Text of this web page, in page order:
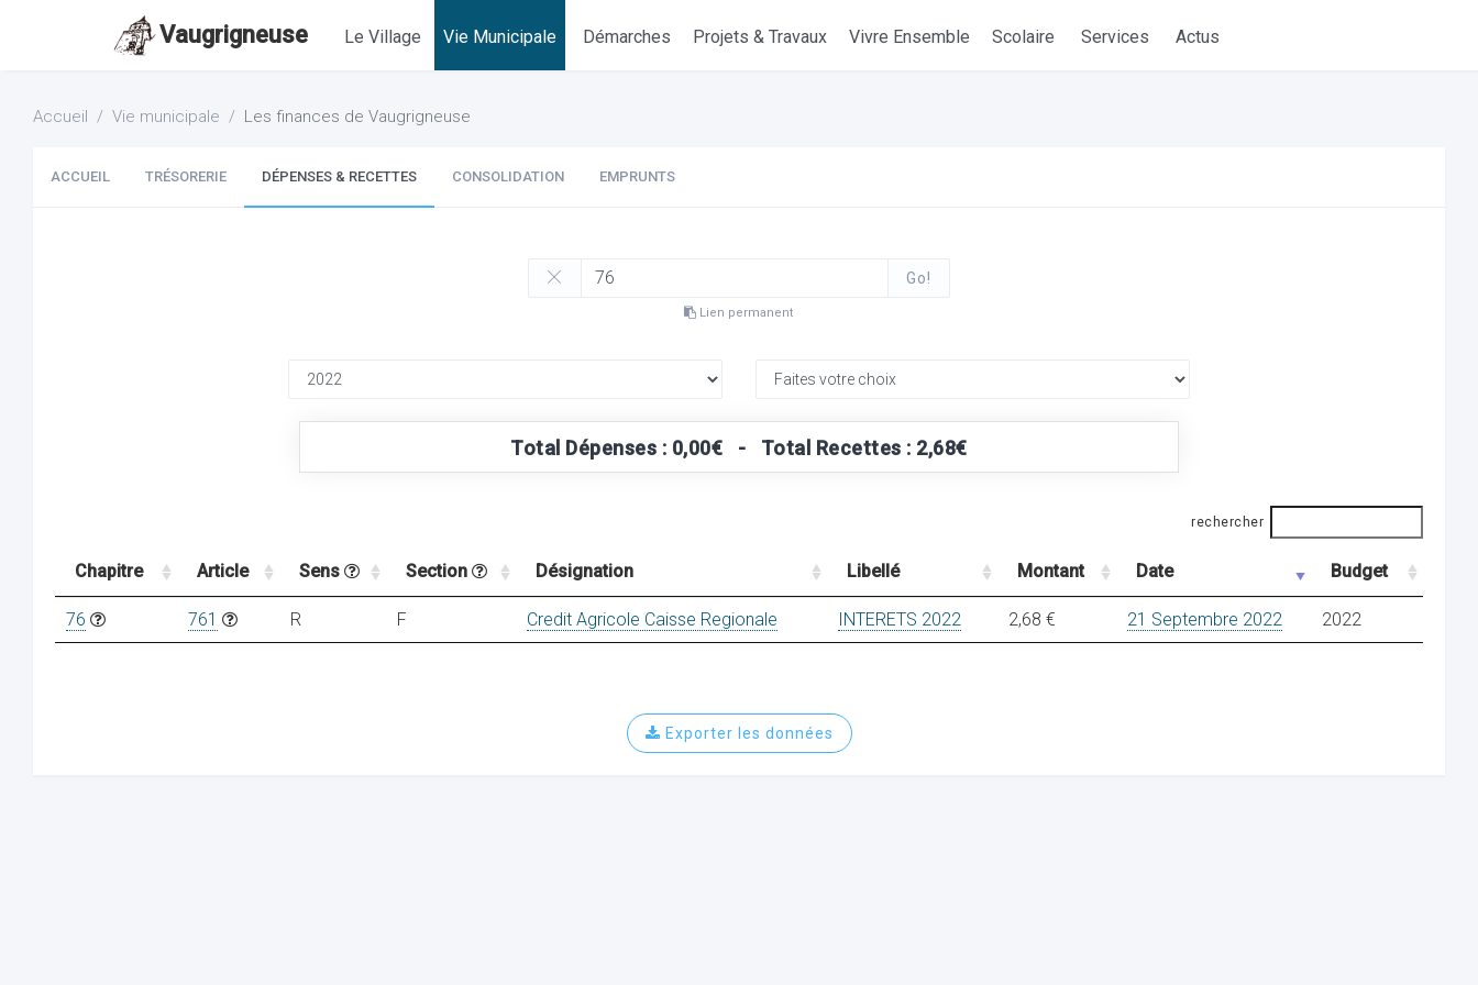
Vaugrigneuse Le Village Vie Municipale Démarches Projets & Travaux Vivre Ensemble Scolaire Services Actus
Accueil Vie municipale Les finances de Vaugrigneuse
ACCUEIL TRÉSORERIE DÉPENSES & RECETTES CONSOLIDATION EMPRUNTS
Go!
Lien permanent
Total Dépenses : 0,00€ - Total Recettes : 2,68€
rechercher
Chapitre Article Sens Section Désignation Libellé Montant Date Budget
76 761 R F Credit Agricole Caisse Regionale INTERETS 2022 2,68 € 21 Septembre 2022 2022
Exporter les données